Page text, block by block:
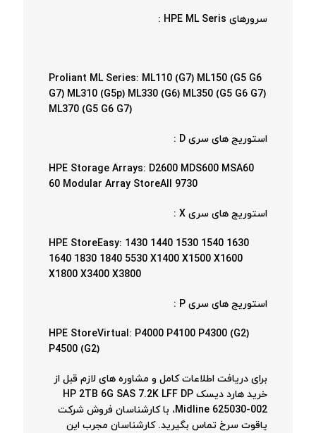
سرورهای HPE ML Seris :
Proliant ML Series: ML110 (G7) ML150 (G5 G6
G7) ML310 (G5p) ML330 (G6) ML350 (G5 G6 G7)
ML370 (G5 G6 G7)
استوریج های سری D :
HPE Storage Arrays: D2600 MDS600 MSA60
60 Modular Array StoreAll 9730
استوریج های سری X :
HPE StoreEasy: 1430 1440 1530 1540 1630
1640 1830 1840 5530 X1400 X1500 X1600
X1800 X3400 X3800
استوریج های سری P :
HPE StoreVirtual: P4000 P4100 P4300 (G2)
P4500 (G2)
برای دریافت اطلاعات کامل و مشاوره های لازم قبل از
خرید هارد دیسک HP 2TB 6G SAS 7.2K LFF DP
Midline 625030-002، با کارشناسان فروش شرکت
یاقوت سرخ تماس بگیرید. کارشناسان مجرب این